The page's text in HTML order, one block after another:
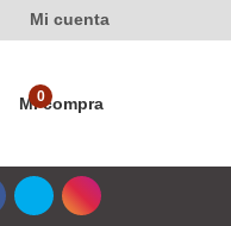
Mi cuenta
Mi compra
0